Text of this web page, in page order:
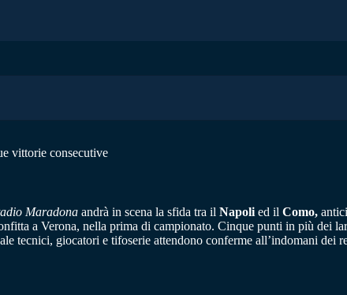
vittorie consecutive
Maradona andrà in scena la sfida tra il Napoli ed il Como,
a Verona, nella prima di campionato. Cinque punti in più dei
tecnici, giocatori e tifoserie attendono conferme all’indomani